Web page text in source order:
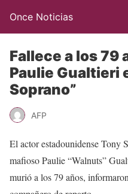
Once Noticias
Fallece a los 79
Paulie Gualtieri
Soprano”
AFP
El actor estadounidense Tony
mafioso Paulie “Walnuts”
murió a los 79 años,